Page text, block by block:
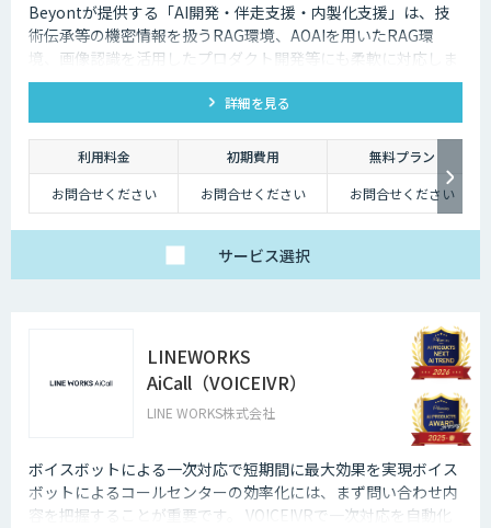
Beyontが提供する「AI開発・伴走支援・内製化支援」は、技
術伝承等の機密情報を扱うRAG環境、AOAIを用いたRAG環
境、画像認識を活用したプロダクト開発等にも柔軟に対応しま
す。
詳細を見る
利用料金 初期費用
無料プラン
お問合せください
お問合せください お問合せください
サービス選択
LINEWORKS
AiCall（VOICEIVR）
LINE WORKS株式会社
ボイスボットによる一次対応で短期間に最大効果を実現ボイス
ボットによるコールセンターの効率化には、まず問い合わせ内
容を把握することが重要です。 VOICEIVRで一次対応を自動化